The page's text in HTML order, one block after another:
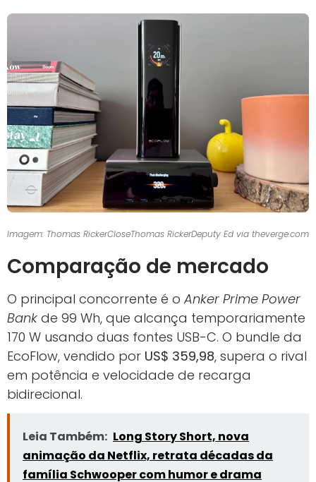
Imagem: Thomas RickerCloseThomas RickerDeputy Ed via theverge.com
Comparação de mercado
O principal concorrente é o Anker Prime Power
Bank de 99 Wh, que alcança temporariamente
170 W usando duas fontes USB-C. O bundle da
EcoFlow, vendido por US$ 359,98, supera o rival
em potência e velocidade de recarga
bidirecional.
Leia Também: Long Story Short, nova
animação da Netflix, retrata décadas da
família Schwooper com humor e drama